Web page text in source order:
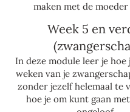
maken met de
Week 5 en
In deze module leer je hoe
weken van je
zonder jezelf helemaal te
hoe je om kunt gaan